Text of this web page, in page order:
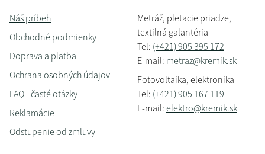
Náš príbeh
Obchodné podmienky
Doprava a platba
Ochrana osobných údajov
FAQ - časté otázky
Reklamácie
Odstupenie od zmluvy
Metráž, pletacie priadze,
textilná galantéria
Tel: (+421) 905 395 172
E-mail: metraz@kremik.sk
Fotovoltaika, elektronika
Tel: (+421) 905 167 119
E-mail: elektro@kremik.sk